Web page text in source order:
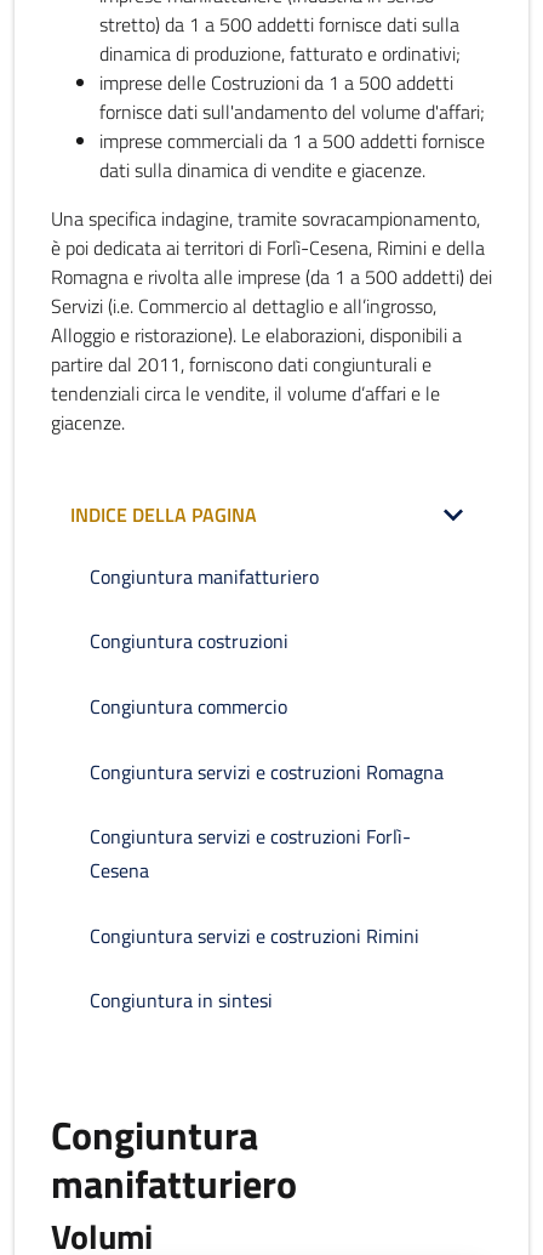
stretto) da 1 a 500 addetti fornisce dati sulla
dinamica di produzione, fatturato e ordinativi;
imprese delle Costruzioni da 1 a 500 addetti
fornisce dati sull'andamento del volume d'affari;
imprese commerciali da 1 a 500 addetti fornisce
dati sulla dinamica di vendite e giacenze.
Una specifica indagine, tramite sovracampionamento,
è poi dedicata ai territori di Forlì-Cesena, Rimini e della
Romagna e rivolta alle imprese (da 1 a 500 addetti) dei
Servizi (i.e. Commercio al dettaglio e all’ingrosso,
Alloggio e ristorazione). Le elaborazioni, disponibili a
partire dal 2011, forniscono dati congiunturali e
tendenziali circa le vendite, il volume d’affari e le
giacenze.
INDICE DELLA PAGINA
Congiuntura manifatturiero
Congiuntura costruzioni
Congiuntura commercio
Congiuntura servizi e costruzioni Romagna
Congiuntura servizi e costruzioni Forlì-
Cesena
Congiuntura servizi e costruzioni Rimini
Congiuntura in sintesi
Congiuntura
manifatturiero
Volumi